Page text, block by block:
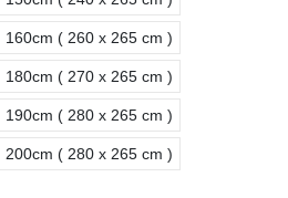
160cm ( 260 x 265 cm )
180cm ( 270 x 265 cm )
190cm ( 280 x 265 cm )
200cm ( 280 x 265 cm )